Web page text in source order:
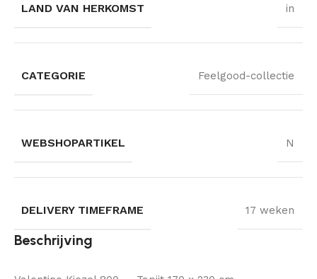
LAND VAN HERKOMST in
CATEGORIE Feelgood-collectie
WEBSHOPARTIKEL N
DELIVERY TIMEFRAME 17 weken
Beschrijving